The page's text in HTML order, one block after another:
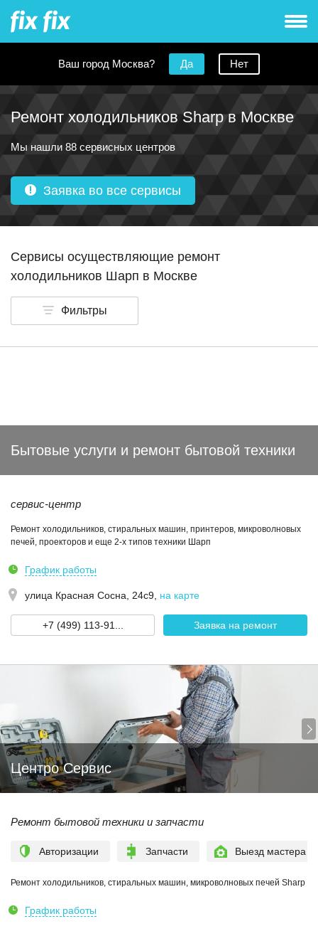
Ваш город Москва? Да Нет
Ремонт холодильников Sharp в Москве
Мы нашли 88 сервисных центров
Заявка во все сервисы
Сервисы осуществляющие ремонт
холодильников Шарп в Москве
Фильтры
Бытовые услуги и ремонт бытовой техники
сервис-центр
Ремонт холодильников, стиральных машин, принтеров, микроволновых
печей, проекторов и еще 2-х типов техники Шарп
График работы
улица Красная Сосна, 24с9 на карте
+7 (499) 113-91... Заявка на ремонт
Центро Сервис
Ремонт бытовой техники и запчасти
Авторизации Запчасти Выезд мастера
Ремонт холодильников, стиральных машин, микроволновых печей Sharp
График работы